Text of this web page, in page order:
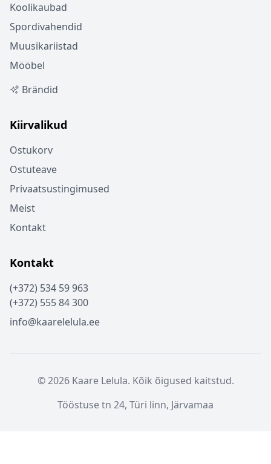
Koolikaubad
Spordivahendid
Muusikariistad
Mööbel
Brändid
Kiirvalikud
Ostukorv
Ostuteave
Privaatsustingimused
Meist
Kontakt
Kontakt
(+372) 534 59 963
(+372) 555 84 300
info@kaarelelula.ee
© 2026 Kaare Lelula. Kõik õigused kaitstud.
Tööstuse tn 24, Türi linn, Järvamaa